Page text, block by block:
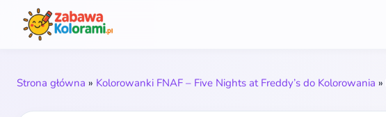
Strona główna » Kolorowanki FNAF – Five Nights at Freddy’s do Kolorowania »